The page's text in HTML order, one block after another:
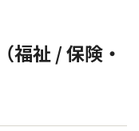
福祉 / 保険・